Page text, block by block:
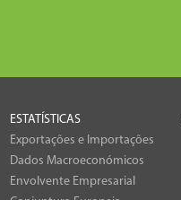
ESTATÍSTICAS
Exportações e Importações
Dados Macroeconómicos
Envolvente Empresarial